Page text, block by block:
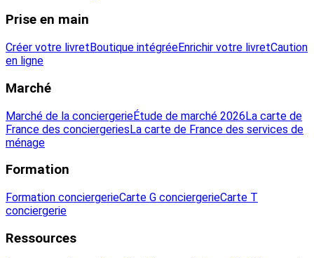
Prise en main
Créer votre livretBoutique intégréeEnrichir votre livretCaution
en ligne
Marché
Marché de la conciergerieÉtude de marché 2026La carte de
France des conciergeriesLa carte de France des services de
ménage
Formation
Formation conciergerieCarte G conciergerieCarte T
conciergerie
Ressources